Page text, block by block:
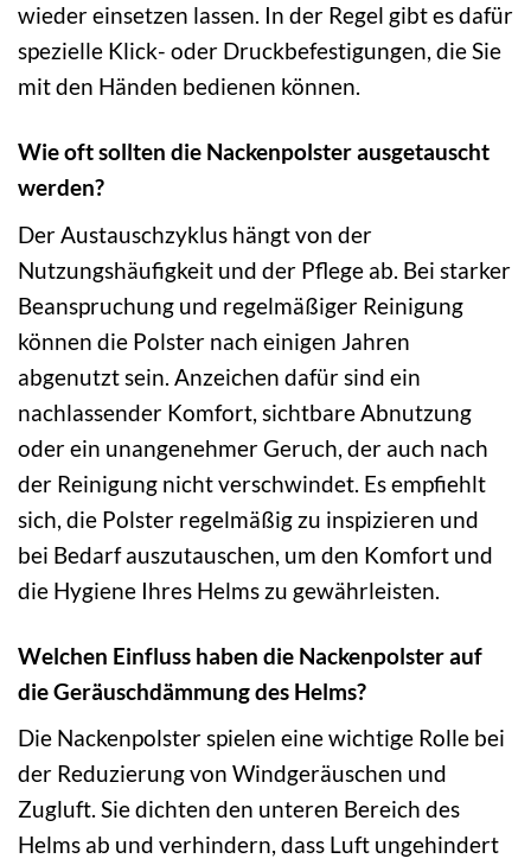
wieder einsetzen lassen. In der Regel gibt es dafür
spezielle Klick- oder Druckbefestigungen, die Sie
mit den Händen bedienen können.
Wie oft sollten die Nackenpolster ausgetauscht
werden?
Der Austauschzyklus hängt von der
Nutzungshäufigkeit und der Pflege ab. Bei starker
Beanspruchung und regelmäßiger Reinigung
können die Polster nach einigen Jahren
abgenutzt sein. Anzeichen dafür sind ein
nachlassender Komfort, sichtbare Abnutzung
oder ein unangenehmer Geruch, der auch nach
der Reinigung nicht verschwindet. Es empfiehlt
sich, die Polster regelmäßig zu inspizieren und
bei Bedarf auszutauschen, um den Komfort und
die Hygiene Ihres Helms zu gewährleisten.
Welchen Einfluss haben die Nackenpolster auf
die Geräuschdämmung des Helms?
Die Nackenpolster spielen eine wichtige Rolle bei
der Reduzierung von Windgeräuschen und
Zugluft. Sie dichten den unteren Bereich des
Helms ab und verhindern, dass Luft ungehindert